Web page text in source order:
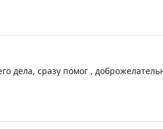
огонь, и внешне смотрятся
дела, сразу помог ,